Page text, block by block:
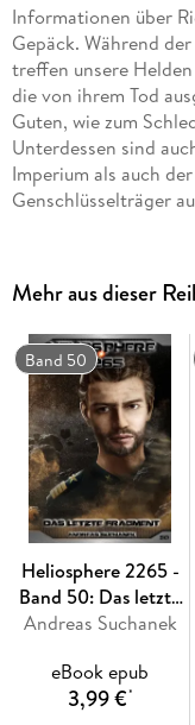
Informationen über
Gepäck. Während
treffen unsere
die von ihrem Tod
Guten, wie zum
Unterdessen sind
Imperium als auch
Genschlüsselträger
Dies ist der
"Heliosphere 2265"
Am 01. November
Kommando über die
neuartigen Antrieb
Defensivtechnik,
Solaren Union
Heliosphere 2265
als E-Book sowie
Hinter der Serie
(Sternenfaust,
(Cover) und Anja
Mehr aus dieser
Band 50
Heliosphere 2265 -
Band 50: Das letzte
Fragment
Andreas Suchanek
eBook epub
3,99 €*